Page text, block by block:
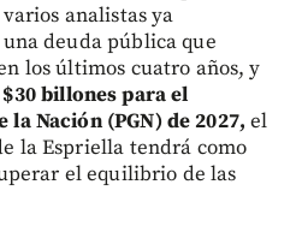
analistas ya
deuda pública que
los últimos cuatro años, y
$30 billones para el
Nación (PGN) de 2027, el
la Espriella tendrá como
el equilibrio de las